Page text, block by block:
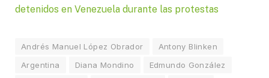
detenidos en Venezuela durante las protestas
Andrés Manuel López Obrador
Antony Blinken
Argentina
Diana Mondino
Edmundo González